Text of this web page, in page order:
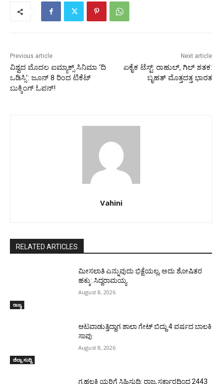
Previous article
ವಿಶ್ವದ ಮೊದಲ ಐಮ್ಯಾಕ್ಸ್ ಸಿನಿಮಾ ‘ದಿ
ಒಡಿಸ್ಸಿ’: ಜೂನ್ 8 ರಿಂದ ಟಿಕೆಟ್
ಬುಕ್ಕಿಂಗ್ ಓಪನ್!
Next article
ಏಕೈಕ ಟೆಸ್ಟ್: ರಾಹುಲ್, ಗಿಲ್ ಶತಕ:
ಬೃಹತ್ ಮೊತ್ತದತ್ತ ಭಾರತ
Vahini
RELATED ARTICLES
ರಾಜ್ಯ
ಮೀಸಲಾತಿ ಎನ್ನುವುದು ಭಿಕ್ಷೆಯಲ್ಲ, ಅದು ಶೋಷಿತರ
ಹಕ್ಕು: ಸಿದ್ದರಾಮಯ್ಯ
August 8, 2026
ಜಿಲ್ಲಾ ಸುದ್ದಿ
ಆಟವಾಡುತ್ತಿದ್ದಾಗ ಶಾಲಾ ಗೇಟ್‌ ಬಿದ್ದು 4 ವರ್ಷದ ಬಾಲಕಿ
ಸಾವು
August 8, 2026
ಗೃಹಲಕ್ಷ್ಮಿಯರಿಗೆ ಸಿಹಿಸುದ್ದಿ: ರಾಜ್ಯ ಸರ್ಕಾರದಿಂದ 2443